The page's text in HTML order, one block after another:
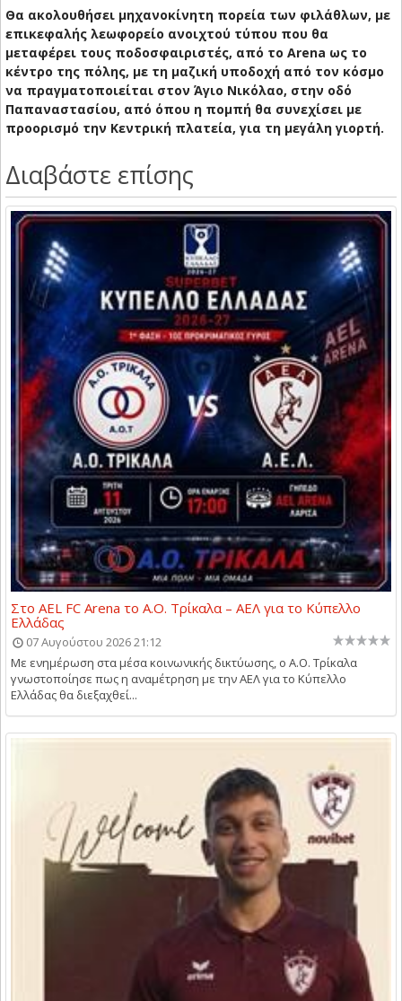
Θα ακολουθήσει μηχανοκίνητη πορεία των φιλάθλων, με
επικεφαλής λεωφορείο ανοιχτού τύπου που θα
μεταφέρει τους ποδοσφαιριστές, από το Arena ως το
κέντρο της πόλης, με τη μαζική υποδοχή από τον κόσμο
να πραγματοποιείται στον Άγιο Νικόλαο, στην οδό
Παπαναστασίου, από όπου η πομπή θα συνεχίσει με
προορισμό την Κεντρική πλατεία, για τη μεγάλη γιορτή.
Διαβάστε επίσης
Στο AEL FC Arena το Α.Ο. Τρίκαλα – ΑΕΛ για το Κύπελλο
Ελλάδας
07 Αυγούστου 2026 21:12
Με ενημέρωση στα μέσα κοινωνικής δικτύωσης, ο Α.Ο. Τρίκαλα
γνωστοποίησε πως η αναμέτρηση με την ΑΕΛ για το Κύπελλο
Ελλάδας θα διεξαχθεί...